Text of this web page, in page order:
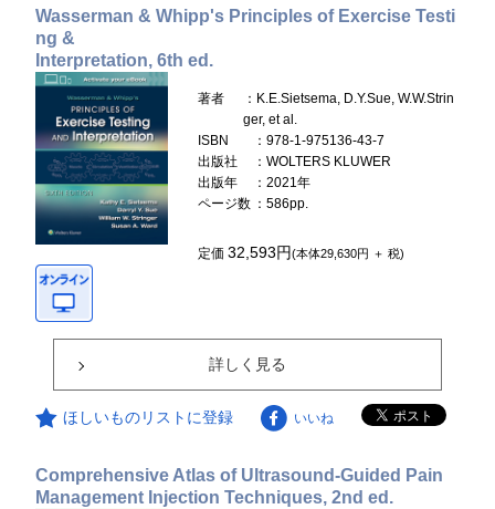
Wasserman & Whipp's Principles of Exercise Testi
ng &
Interpretation, 6th ed.
著者
：K.E.Sietsema, D.Y.Sue, W.W.Strin
ger, et al.
ISBN
：978-1-975136-43-7
出版社
：WOLTERS KLUWER
出版年
：2021年
ページ数 ：586pp.
定価32,593円(本体29,630円 ＋ 税)
詳しく見る
ほしいものリストに登録 いいね
Comprehensive Atlas of Ultrasound-Guided Pain
Management Injection Techniques, 2nd ed.